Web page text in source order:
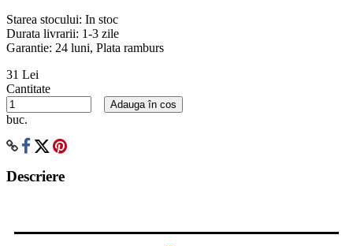
Starea stocului: In stoc
Durata livrarii: 1-3 zile
Garantie: 24 luni, Plata ramburs
31 Lei
Cantitate
buc.
Adauga în cos
Descriere